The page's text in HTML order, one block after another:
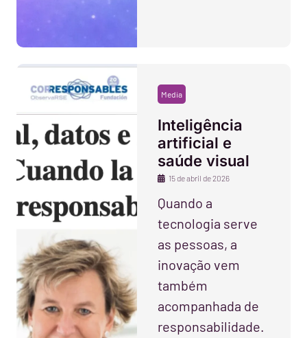
Media
Inteligência
artificial e
saúde visual
15 de abril de 2026
Quando a
tecnologia serve
as pessoas, a
inovação vem
também
acompanhada de
responsabilidade.